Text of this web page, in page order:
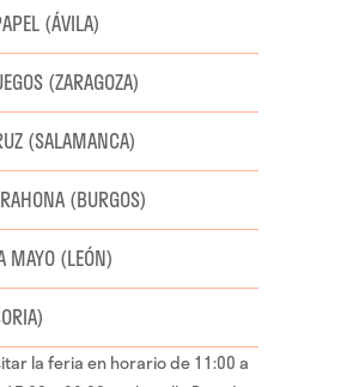
(ÁVILA)
(ZARAGOZA)
(SALAMANCA)
(BURGOS)
MAYO (LEÓN)
la feria en horario de 11:00 a